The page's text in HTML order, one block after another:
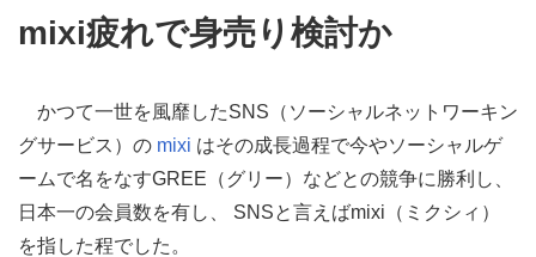
mixi疲れで身売り検討か
かつて一世を風靡したSNS（ソーシャルネットワーキン
グサービス）の mixi はその成長過程で今やソーシャルゲ
ームで名をなすGREE（グリー）などとの競争に勝利し、
日本一の会員数を有し、 SNSと言えばmixi（ミクシィ）
を指した程でした。